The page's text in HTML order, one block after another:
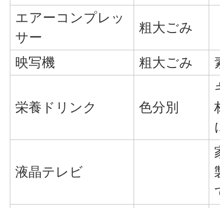
エアーコンプレッ
サー
粗大ごみ
映写機 粗大ごみ
栄養ドリンク 色分別
液晶テレビ